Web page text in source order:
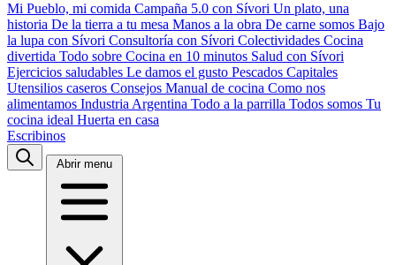
Mi Pueblo, mi comida Campaña 5.0 con Sívori Un plato, una
historia De la tierra a tu mesa Manos a la obra De carne somos Bajo
la lupa con Sívori Consultoría con Sívori Colectividades Cocina
divertida Todo sobre Cocina en 10 minutos Salud con Sívori
Ejercicios saludables Le damos el gusto Pescados Capitales
Utensilios caseros Consejos Manual de cocina Como nos
alimentamos Industria Argentina Todo a la parrilla Todos somos Tu
cocina ideal Huerta en casa
Escribinos
Abrir menu